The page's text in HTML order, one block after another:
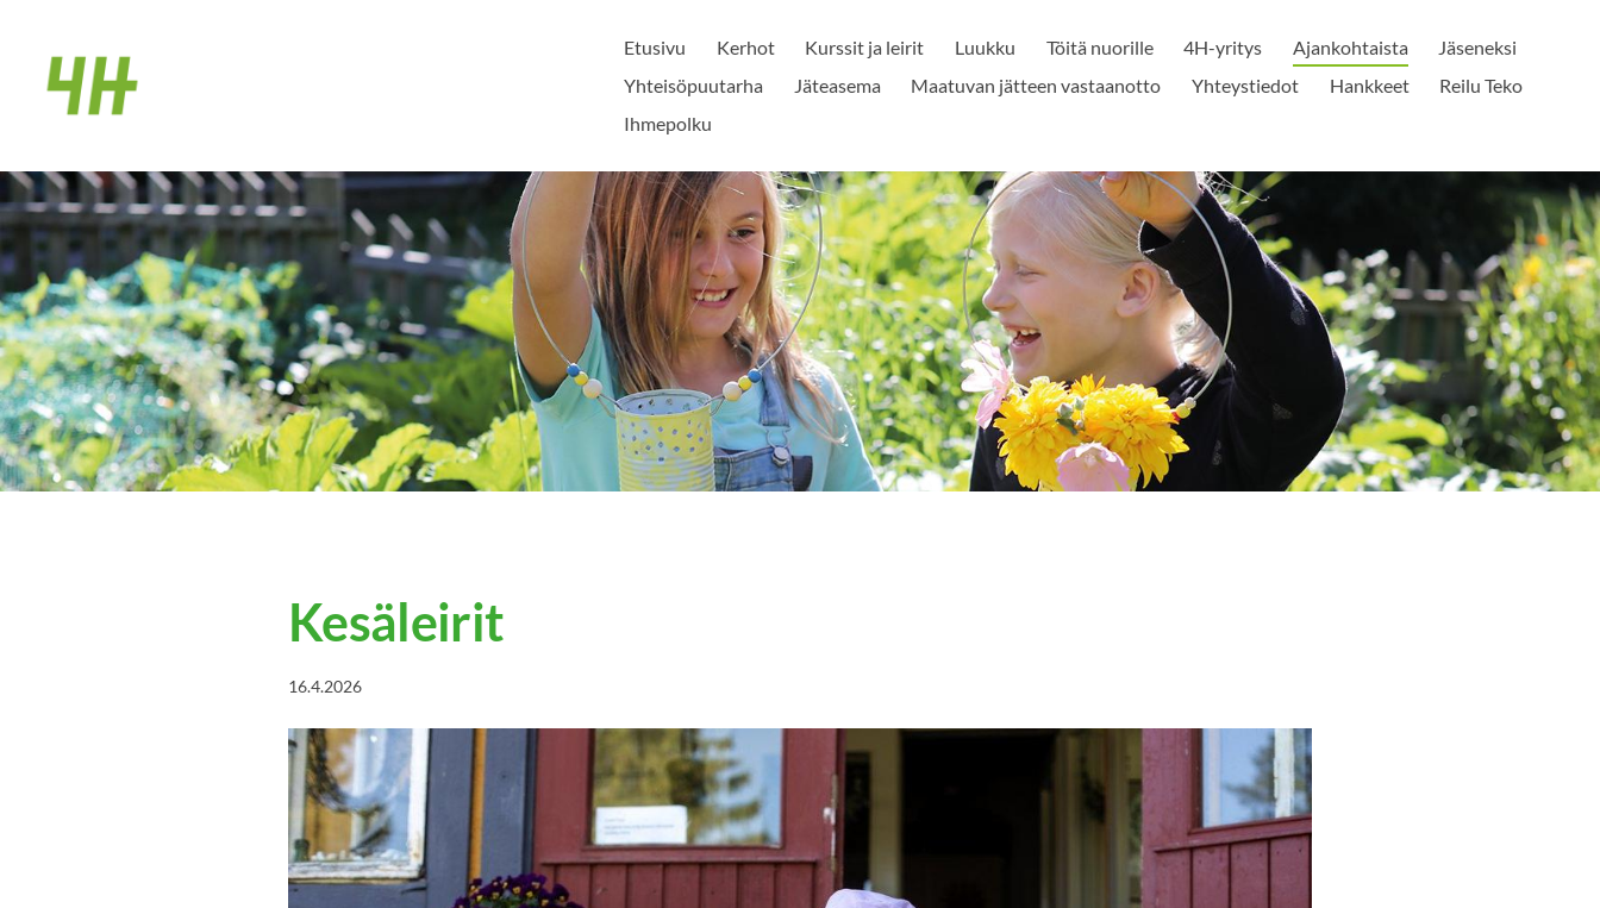
sivun
sisältöön
Hailuodon 4H-yhdistys ry
Etusivu Kerhot Kurssit ja leirit Luukku Töitä nuorille 4H-yritys Ajankohtaista
Jäseneksi
Yhteisöpuutarha
Jäteasema Maatuvan jätteen vastaanotto Yhteystiedot Hankkeet
Reilu Teko
Ihmepolku
Kesäleirit
16.4.2026